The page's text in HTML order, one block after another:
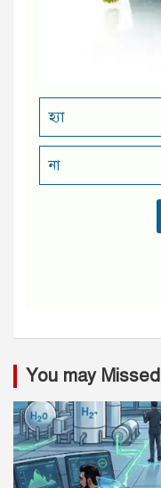
হ্যা
না
You may Missed